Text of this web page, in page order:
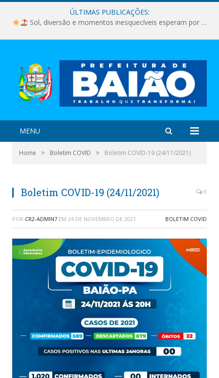
ÚLTIMAS PUBLICAÇÕES:
Sol, diversão e momentos inesquecíveis esperam por você!
MENU
Home » Boletim COVID » Boletim COVID-19 (24/11/2021)
Boletim COVID-19 (24/11/2021) 0
POR CR2-ADMIN7 EM 24 DE NOVEMBRO DE 2021 BOLETIM COVID